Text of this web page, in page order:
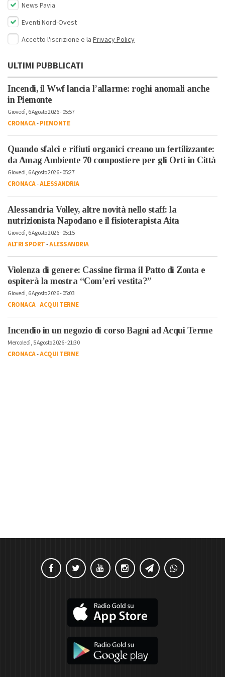
News Pavia
Eventi Nord-Ovest
Accetto l'iscrizione e la Privacy Policy
ULTIMI PUBBLICATI
Incendi, il Wwf lancia l’allarme: roghi anomali anche
in Piemonte
Giovedì, 6 Agosto 2026 - 05:57
CRONACA-PIEMONTE
Quando sfalci e rifiuti organici creano un fertilizzante:
da Amag Ambiente 70 compostiere per gli Orti in Città
Giovedì, 6 Agosto 2026 - 05:27
CRONACA-ALESSANDRIA
Alessandria Volley, altre novità nello staff: la
nutrizionista Napodano e il fisioterapista Aita
Giovedì, 6 Agosto 2026 - 05:15
ALTRI SPORT-ALESSANDRIA
Violenza di genere: Cassine firma il Patto di Zonta e
ospiterà la mostra “Com’eri vestita?”
Giovedì, 6 Agosto 2026 - 05:03
CRONACA-ACQUI TERME
Incendio in un negozio di corso Bagni ad Acqui Terme
Mercoledì, 5 Agosto 2026 - 21:30
CRONACA-ACQUI TERME